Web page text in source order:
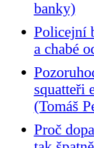
banky)
Policejní
a chabé
squatteři
(Tomáš
Proč